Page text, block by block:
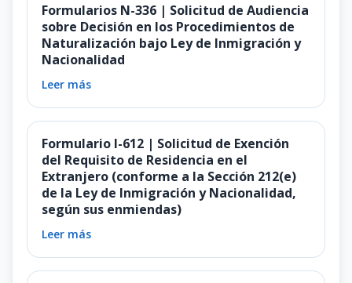
Formularios N-336 | Solicitud de Audiencia
sobre Decisión en los Procedimientos de
Naturalización bajo Ley de Inmigración y
Nacionalidad
Leer más
Formulario I-612 | Solicitud de Exención
del Requisito de Residencia en el
Extranjero (conforme a la Sección 212(e)
de la Ley de Inmigración y Nacionalidad,
según sus enmiendas)
Leer más